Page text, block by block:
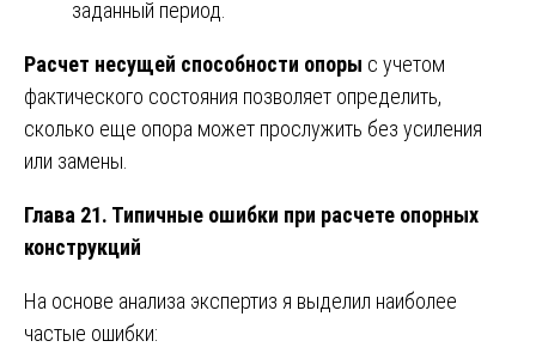
заданный период.
Расчет несущей способности опоры с учетом
фактического состояния позволяет определить,
сколько еще опора может прослужить без усиления
или замены.
Глава 21. Типичные ошибки при расчете опорных
конструкций
На основе анализа экспертиз я выделил наиболее
частые ошибки: